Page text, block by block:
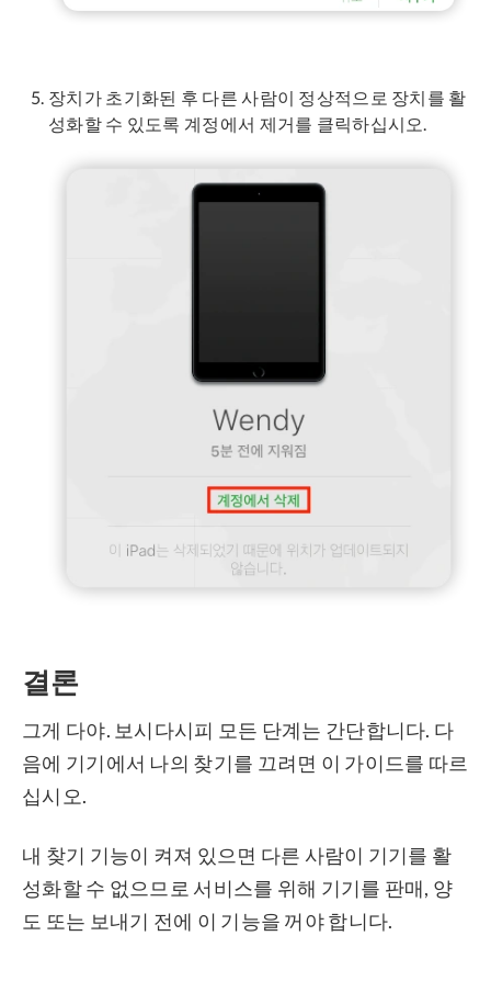
장치가 초기화된 후 다른 사람이 정상적으로 장치를 활
성화할 수 있도록 계정에서 제거를 클릭하십시오.
결론
그게 다야. 보시다시피 모든 단계는 간단합니다. 다
음에 기기에서 나의 찾기를 끄려면 이 가이드를 따르
십시오.
내 찾기 기능이 켜져 있으면 다른 사람이 기기를 활
성화할 수 없으므로 서비스를 위해 기기를 판매, 양
도 또는 보내기 전에 이 기능을 꺼야 합니다.